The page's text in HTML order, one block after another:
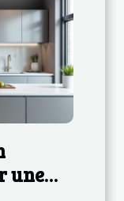
une